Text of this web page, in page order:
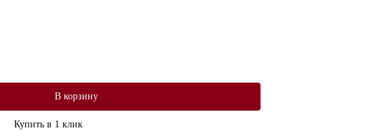
В корзину
Купить в 1 клик